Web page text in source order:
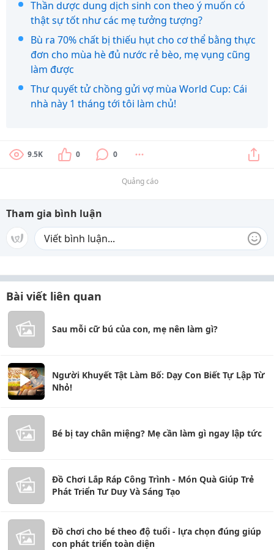
Thần dược dung dịch sinh con theo ý muốn có
thật sự tốt như các mẹ tưởng tượng?
Bù ra 70% chất bị thiếu hụt cho cơ thể bằng thực
đơn cho mùa hè đủ nước rẻ bèo, mẹ vụng cũng
làm được
Thư quyết tử chồng gửi vợ mùa World Cup: Cái
nhà này 1 tháng tới tôi làm chủ!
9.5K 0 0
Quảng cáo
Tham gia bình luận
Bài viết liên quan
Sau mỗi cữ bú của con, mẹ nên làm gì?
Người Khuyết Tật Làm Bố: Dạy Con Biết Tự Lập Từ
Nhỏ!
Bé bị tay chân miệng? Mẹ cần làm gì ngay lập tức
Đồ Chơi Lắp Ráp Công Trình - Món Quà Giúp Trẻ
Phát Triển Tư Duy Và Sáng Tạo
Đồ chơi cho bé theo độ tuổi - lựa chọn đúng giúp
con phát triển toàn diện